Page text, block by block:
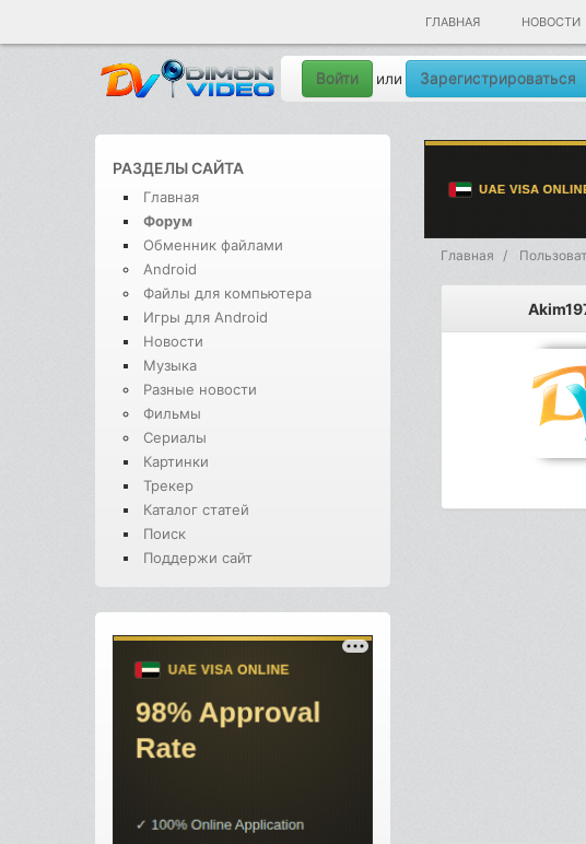
ГЛАВНАЯ НОВОСТИ
Войти или Зарегистрироваться
РАЗДЕЛЫ САЙТА
Главная
Форум
Обменник файлами
Android
Файлы для компьютера
Игры для Android
Новости
Музыка
Разные новости
Фильмы
Сериалы
Картинки
Трекер
Каталог статей
Поиск
Поддержи сайт
Главная